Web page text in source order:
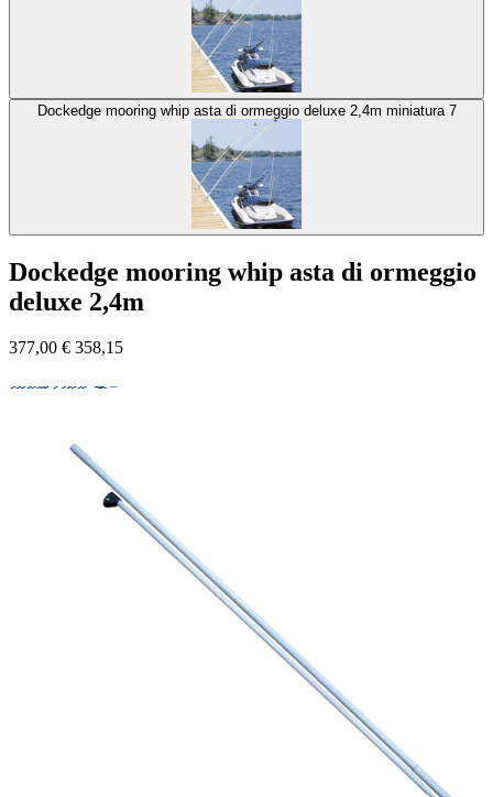
Dockedge mooring whip asta di ormeggio deluxe 2,4m miniatura 7
Dockedge mooring whip asta di ormeggio
deluxe 2,4m
377,00 € 358,15